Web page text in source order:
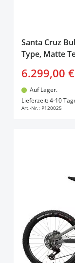
Santa Cruz
Type, Matte
6.299,00 €
Auf Lager.
Lieferzeit: 4-10
Art.-Nr.: P120025